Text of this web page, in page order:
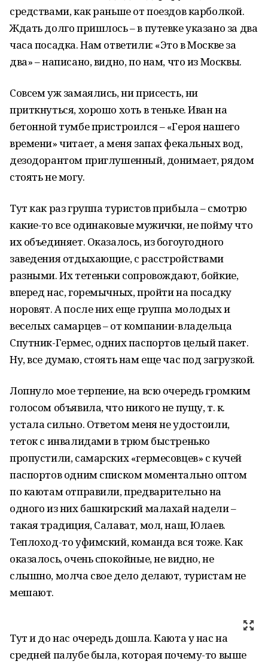
средствами, как раньше от поездов карболкой.
Ждать долго пришлось – в путевке указано за два
часа посадка. Нам ответили: «Это в Москве за
два» – написано, видно, по нам, что из Москвы.
Совсем уж замаялись, ни присесть, ни
приткнуться, хорошо хоть в теньке. Иван на
бетонной тумбе пристроился – «Героя нашего
времени» читает, а меня запах фекальных вод,
дезодорантом приглушенный, донимает, рядом
стоять не могу.
Тут как раз группа туристов прибыла – смотрю
какие-то все одинаковые мужички, не пойму что
их объединяет. Оказалось, из богоугодного
заведения отдыхающие, с расстройствами
разными. Их тетеньки сопровождают, бойкие,
вперед нас, горемычных, пройти на посадку
норовят. А после них еще группа молодых и
веселых самарцев – от компании-владельца
Спутник-Гермес, одних паспортов целый пакет.
Ну, все думаю, стоять нам еще час под загрузкой.
Лопнуло мое терпение, на всю очередь громким
голосом объявила, что никого не пущу, т. к.
устала сильно. Ответом меня не удостоили,
теток с инвалидами в трюм быстренько
пропустили, самарских «гермесовцев» с кучей
паспортов одним списком моментально оптом
по каютам отправили, предварительно на
одного из них башкирский малахай надели –
такая традиция, Салават, мол, наш, Юлаев.
Теплоход-то уфимский, команда вся тоже. Как
оказалось, очень спокойные, не видно, не
слышно, молча свое дело делают, туристам не
мешают.
Тут и до нас очередь дошла. Каюта у нас на
средней палубе была, которая почему-то выше